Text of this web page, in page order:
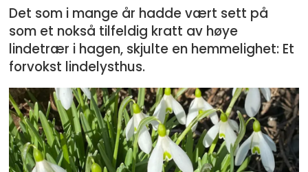
Det som i mange år hadde vært sett på
som et nokså tilfeldig kratt av høye
lindetrær i hagen, skjulte en hemmelighet: Et
forvokst lindelysthus.